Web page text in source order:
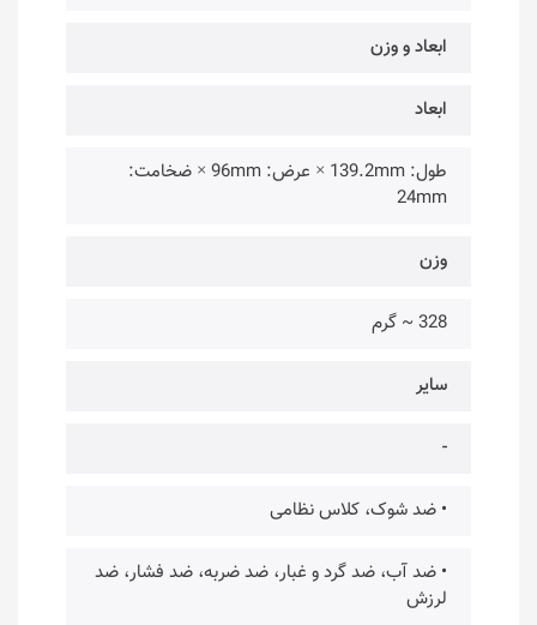
ابعاد و وزن
ابعاد
طول: 139.2mm × عرض: 96mm × ضخامت:
24mm
وزن
328 ~ گرم
سایر
-
• ضد شوک، کلاس نظامی
• ضد آب، ضد گرد و غبار، ضد ضربه، ضد فشار، ضد
لرزش